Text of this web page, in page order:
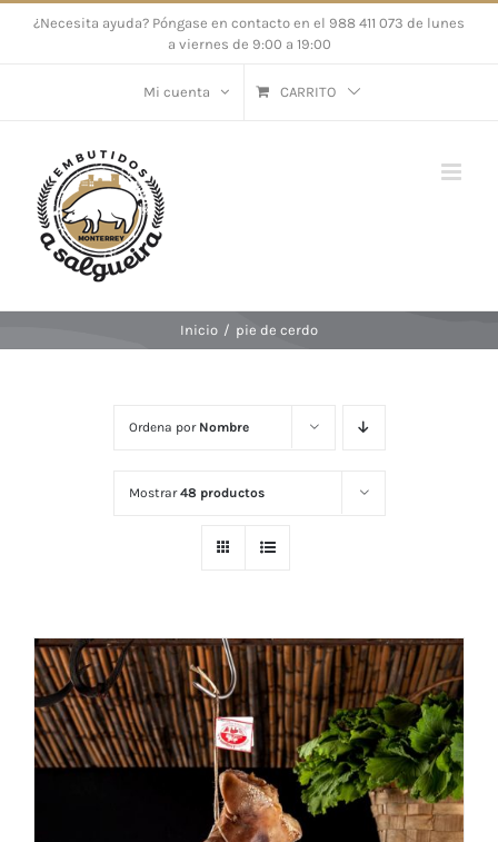
Saltar¿Necesita ayuda? Póngase en contacto en el 988 411 073 de lunes
a viernes de 9:00 a 19:00
Mi cuenta CARRITO
Inicio / pie de cerdo
Ordena por Nombre
Mostrar48 productos